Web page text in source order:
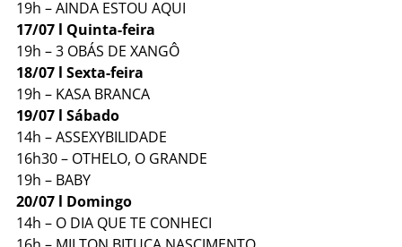
19h – AINDA ESTOU AQUI
17/07 l Quinta-feira
19h – 3 OBÁS DE XANGÔ
18/07 l Sexta-feira
19h – KASA BRANCA
19/07 l Sábado
14h – ASSEXYBILIDADE
16h30 – OTHELO, O GRANDE
19h – BABY
20/07 l Domingo
14h – O DIA QUE TE CONHECI